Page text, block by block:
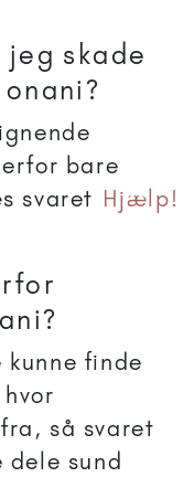
jeg skade
bare
svaret Hjælp!
finde
så svaret
sund